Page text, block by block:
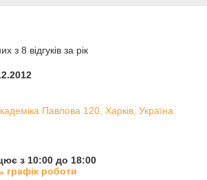
з 8 відгуків за рік
Павлова 120, Харків, Україна
з 10:00 до 18:00
графік роботи